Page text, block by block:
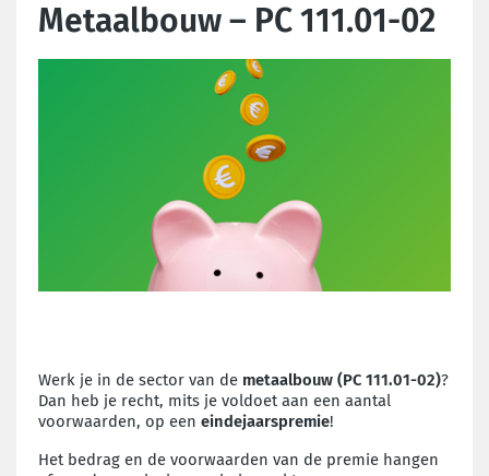
Metaalbouw – PC 111.01-02
Werk je in de sector van de metaalbouw (PC 111.01-02)?
Dan heb je recht, mits je voldoet aan een aantal
voorwaarden, op een eindejaarspremie!
Het bedrag en de voorwaarden van de premie hangen